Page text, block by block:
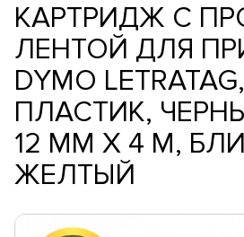
КАРТРИДЖ С
ЛЕНТОЙ ДЛЯ
DYMO LETRATAG,
ПЛАСТИК,
12 ММ Х 4 М,
ЖЕЛТЫЙ